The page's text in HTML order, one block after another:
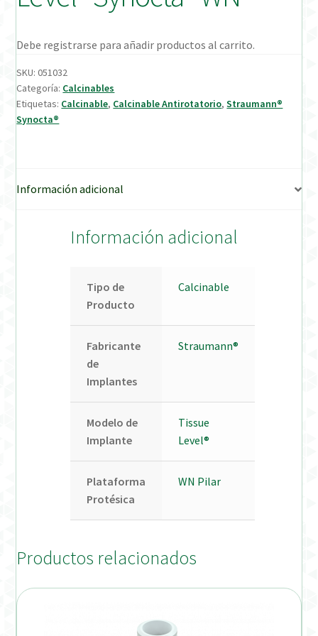
Welcome to DELTA Abutments | Tienda Online!
Debe registrarse para añadir productos al carrito.
SKU:051032
Categoría: Calcinables
Etiquetas: Calcinable, Calcinable Antirotatorio,Straumann®
Synocta®
Información adicional
Información adicional
Tipo de
Producto
Calcinable
Fabricante
de
Implantes
Straumann®
Modelo de
Implante
Tissue
Level®
Plataforma
Protésica
WN Pilar
Productos relacionados